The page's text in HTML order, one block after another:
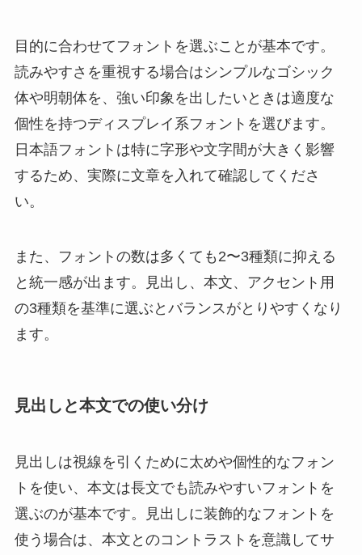
目的に合わせてフォントを選ぶことが基本です。
読みやすさを重視する場合はシンプルなゴシック
体や明朝体を、強い印象を出したいときは適度な
個性を持つディスプレイ系フォントを選びます。
日本語フォントは特に字形や文字間が大きく影響
するため、実際に文章を入れて確認してくださ
い。
また、フォントの数は多くても2〜3種類に抑える
と統一感が出ます。見出し、本文、アクセント用
の3種類を基準に選ぶとバランスがとりやすくなり
ます。
見出しと本文での使い分け
見出しは視線を引くために太めや個性的なフォン
トを使い、本文は長文でも読みやすいフォントを
選ぶのが基本です。見出しに装飾的なフォントを
使う場合は、本文とのコントラストを意識してサ